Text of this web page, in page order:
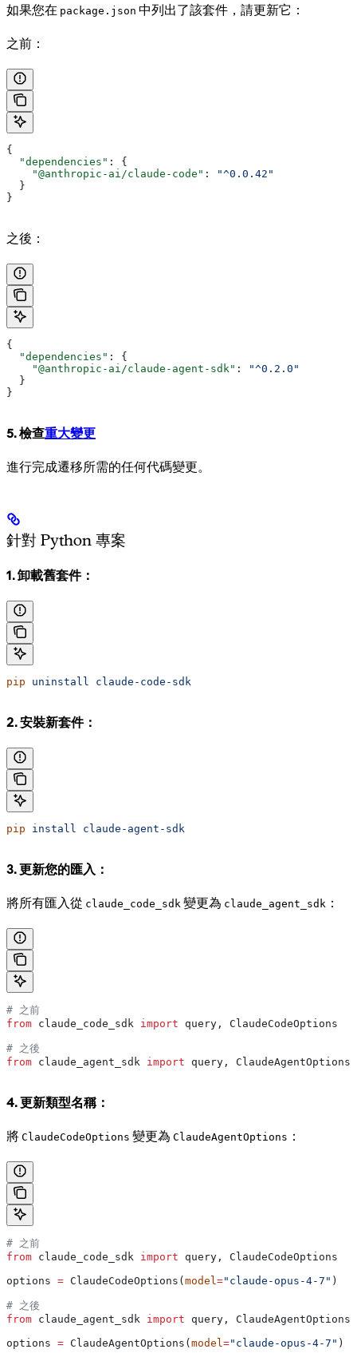
如果您在 package.json 中列出了該套件，請更新它：
之前：
{
  "dependencies"
: {
    "@anthropic-ai/claude-code"
:
"^0.0.42"
  }
}
之後：
{
  "dependencies"
: {
    "@anthropic-ai/claude-agent-sdk"
:
"^0.2.0"
  }
}
5. 檢查重大變更
進行完成遷移所需的任何代碼變更。
針對 Python 專案
1. 卸載舊套件：
pip uninstall claude-code-sdk
2. 安裝新套件：
pip install claude-agent-sdk
3. 更新您的匯入：
將所有匯入從 claude_code_sdk 變更為 claude_agent_sdk ：
# 之前
from claude_code_sdk import query, ClaudeCodeOptions
# 之後
from claude_agent_sdk import query, ClaudeAgentOptions
4. 更新類型名稱：
將 ClaudeCodeOptions 變更為 ClaudeAgentOptions ：
# 之前
from claude_code_sdk import query, ClaudeCodeOptions
options = ClaudeCodeOptions(model ="claude-opus-4-7" )
# 之後
from claude_agent_sdk import query, ClaudeAgentOptions
options = ClaudeAgentOptions(model ="claude-opus-4-7" )